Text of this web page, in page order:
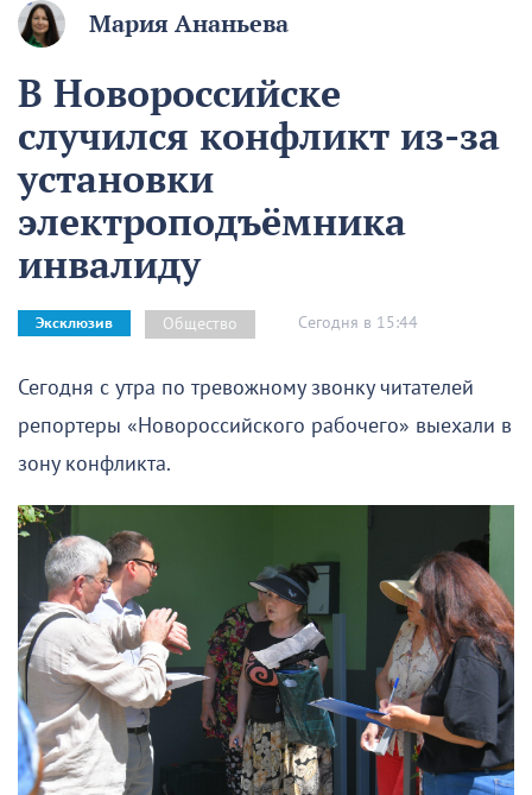
Мария Ананьева
В Новороссийске
случился конфликт из-за
установки
электроподъёмника
инвалиду
Эксклюзив Общество Сегодня в 15:44
Сегодня с утра по тревожному звонку читателей
репортеры «Новороссийского рабочего» выехали в
зону конфликта.